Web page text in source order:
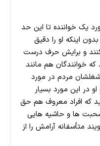
یک خواننده تا این حد
اینکه او را دقیق
و برایش حرف درست
خوانندگان هم مانند
مردم در مورد
در این مورد بسیار
که افراد معروف هم حق
صحبت ها و حاشیه هایی
متأسفانه آرامش را از